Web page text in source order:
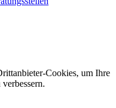
Cookies, um Ihre